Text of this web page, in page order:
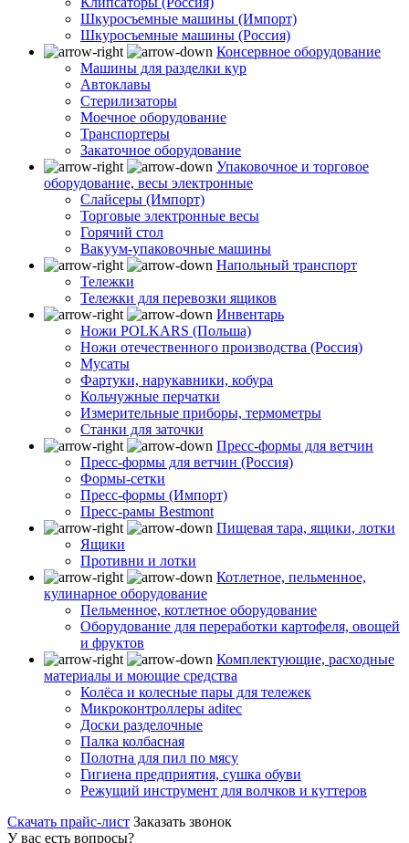
Шкуросъемные машины (Импорт)
Шкуросъемные машины (Россия)
Консервное оборудование
Машины для разделки кур
Автоклавы
Стерилизаторы
Моечное оборудование
Транспортеры
Закаточное оборудование
Упаковочное и торговое
оборудование, весы электронные
Слайсеры (Импорт)
Торговые электронные весы
Горячий стол
Вакуум-упаковочные машины
Напольный транспорт
Тележки
Тележки для перевозки ящиков
Инвентарь
Ножи POLKARS (Польша)
Ножи отечественного производства (Россия)
Мусаты
Фартуки, нарукавники, кобура
Кольчужные перчатки
Измерительные приборы, термометры
Станки для заточки
Пресс-формы для ветчин
Пресс-формы для ветчин (Россия)
Формы-сетки
Пресс-формы (Импорт)
Пресс-рамы Bestmont
Пищевая тара, ящики, лотки
Ящики
Противни и лотки
Котлетное, пельменное,
кулинарное оборудование
Пельменное, котлетное оборудование
Оборудование для переработки картофеля, овощей
и фруктов
Комплектующие, расходные
материалы и моющие средства
Колёса и колесные пары для тележек
Микроконтроллеры aditec
Доски разделочные
Палка колбасная
Полотна для пил по мясу
Гигиена предприятия, сушка обуви
Режущий инструмент для волчков и куттеров
Скачать прайс-лист Заказать звонок
У вас есть вопросы?